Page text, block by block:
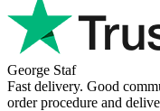
George Staf
Fast delivery. Good
order procedure and